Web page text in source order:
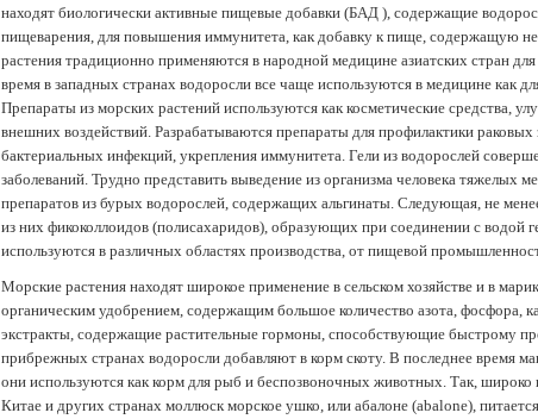
находят биологически активные пищевые добавки (БАД ), содержащие
пищеварения, для повышения иммунитета, как добавку к пище, содержащую
растения традиционно применяются в народной медицине азиатских стран
время в западных странах водоросли все чаще используются в медицине как
Препараты из морских растений используются как косметические средства,
внешних воздействий. Разрабатываются препараты для профилактики
бактериальных инфекций, укрепления иммунитета. Гели из водорослей
заболеваний. Трудно представить выведение из организма человека тяжелых
препаратов из бурых водорослей, содержащих альгинаты. Следующая, не
из них фикоколлоидов (полисахаридов), образующих при соединении с водой
используются в различных областях производства, от пищевой
Морские растения находят широкое применение в сельском хозяйстве и в
органическим удобрением, содержащим большое количество азота, фосфора,
экстракты, содержащие растительные гормоны, способствующие быстрому
прибрежных странах водоросли добавляют в корм скоту. В последнее время
они используются как корм для рыб и беспозвоночных животных. Так,
Китае и других странах моллюск морское ушко, или абалоне (abalone),